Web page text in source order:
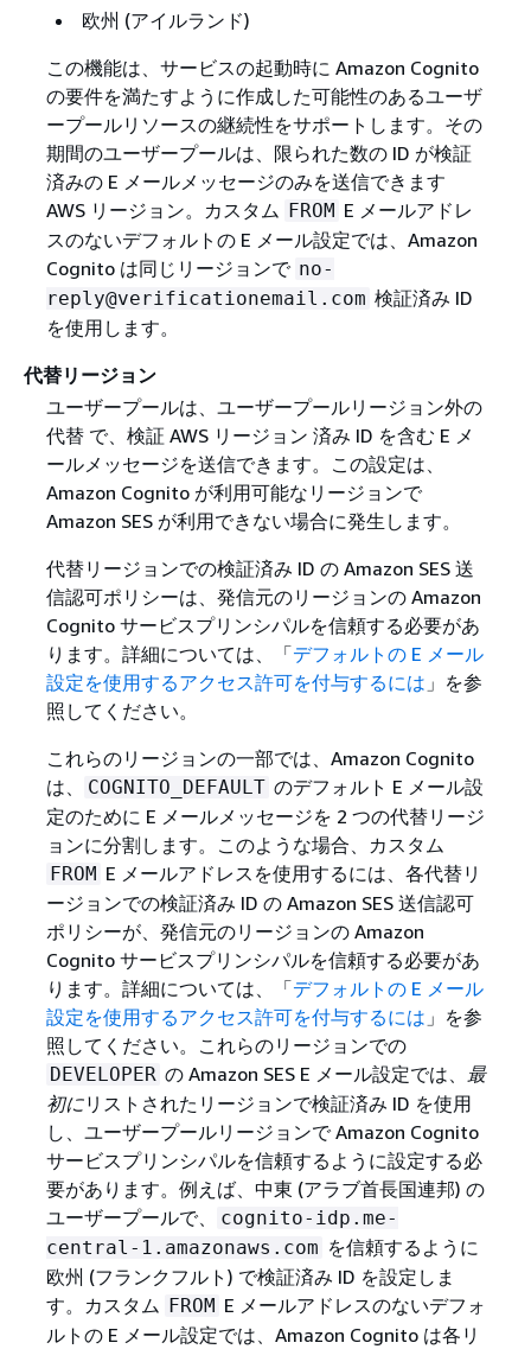
欧州 (アイルランド)
この機能は、サービスの起動時に Amazon Cognito
の要件を満たすように作成した可能性のあるユーザ
ープールリソースの継続性をサポートします。その
期間のユーザープールは、限られた数の ID が検証
済みの E メールメッセージのみを送信できます
AWS リージョン。カスタム FROM E メールアドレ
スのないデフォルトの E メール設定では、Amazon
Cognito は同じリージョンで no-
reply@verificationemail.com 検証済み ID
を使用します。
代替リージョン
ユーザープールは、ユーザープールリージョン外の
代替 で、検証 AWS リージョン 済み ID を含む E メ
ールメッセージを送信できます。この設定は、
Amazon Cognito が利用可能なリージョンで
Amazon SES が利用できない場合に発生します。
代替リージョンでの検証済み ID の Amazon SES 送
信認可ポリシーは、発信元のリージョンの Amazon
Cognito サービスプリンシパルを信頼する必要があ
ります。詳細については、「デフォルトの E メール
設定を使用するアクセス許可を付与するには 」を参
照してください。
これらのリージョンの一部では、Amazon Cognito
は、
COGNITO_DEFAULT のデフォルト E メール設
定のために E メールメッセージを 2 つの代替リージ
ョンに分割します。このような場合、カスタム
FROM E メールアドレスを使用するには、各代替リ
ージョンでの検証済み ID の Amazon SES 送信認可
ポリシーが、発信元のリージョンの Amazon
Cognito サービスプリンシパルを信頼する必要があ
ります。詳細については、「デフォルトの E メール
設定を使用するアクセス許可を付与するには 」を参
照してください。これらのリージョンでの
DEVELOPER の Amazon SES E メール設定では、 最
初にリストされたリージョンで検証済み ID を使用
し、ユーザープールリージョンで Amazon Cognito
サービスプリンシパルを信頼するように設定する必
要があります。例えば、中東 (アラブ首長国連邦) の
ユーザープールで、
cognito-idp.me-
central-1.amazonaws.com を信頼するように
欧州 (フランクフルト) で検証済み ID を設定しま
す。カスタム FROM E メールアドレスのないデフォ
ルトの E メール設定では、Amazon Cognito は各リ